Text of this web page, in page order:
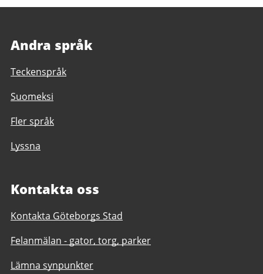
Andra språk
Teckenspråk
Suomeksi
Fler språk
Lyssna
Kontakta oss
Kontakta Göteborgs Stad
Felanmälan - gator, torg, parker
Lämna synpunkter